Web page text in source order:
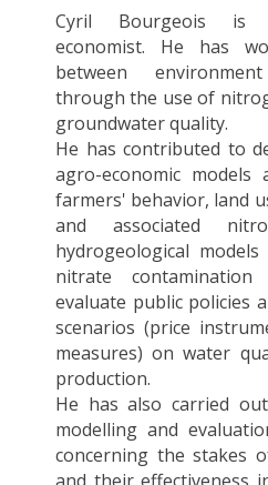
Cyril Bourgeois is
economist. He has
between
through the use of
groundwater quality.
He has contributed to
agro-economic
farmers' behavior, land
and associated
hydrogeological
nitrate
evaluate public policies
scenarios (price
measures) on water
production.
He has also carried
modelling and
concerning the stakes
and their effectiveness